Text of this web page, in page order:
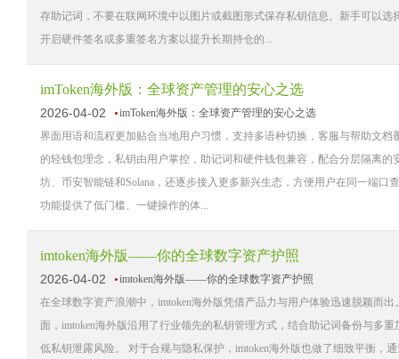
存助记词，不要在联网环境中以图片或截图形式保存私钥信息。新手可以
开启硬件签名或多重签名方案以提升长期持仓的...
imToken海外版：全球资产管理的安心之选
2026-04-02
imToken海外版：全球资产管理的安心之选
界面用语和流程更加贴合当地用户习惯，支持多语种切换，客服与帮助文
的轻钱包理念，私钥由用户掌控，助记词和硬件钱包兼容，配合分层隔离
坊、币安智能链和Solana，还逐步接入更多新兴生态，方便用户在同一端
功能提供了低门槛、一键操作的体...
imtoken海外版——你的全球数字资产护照
2026-04-02
imtoken海外版——你的全球数字资产护照
在全球数字资产浪潮中，imtoken海外版凭借产品力与用户体验迅速脱颖而
面，imtoken海外版沿用了行业领先的私钥管理方式，结合助记词备份与多
低私钥泄露风险。 对于合规与隐私保护，imtoken海外版也做了细致平衡